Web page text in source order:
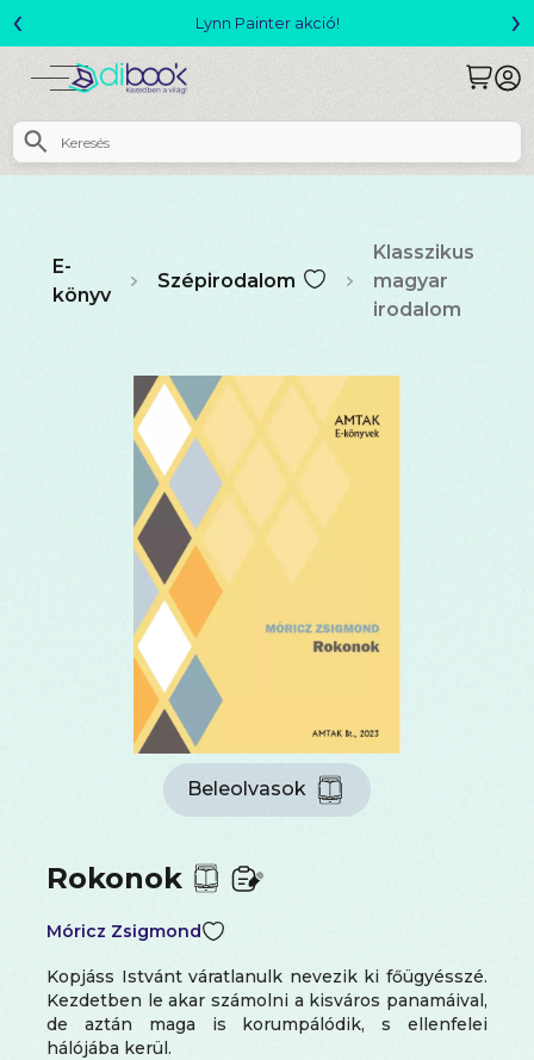
Megjelent! L. J. Shen: Legvadabb álmaimban szeretlek
‹ ›
E-
könyv
Szépirodalom
Klasszikus
magyar
irodalom
Beleolvasok
Rokonok
Móricz Zsigmond
Kopjáss Istvánt váratlanulk nevezik ki főügyésszé.
Kezdetben le akar számolni a kisváros panamáival,
de aztán maga is korumpálódik, s ellenfelei
hálójába kerül.